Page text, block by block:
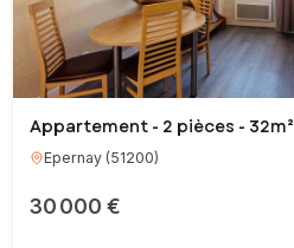
Appartement - 2 pièces - 32m²
Epernay(51200)
30 000 €